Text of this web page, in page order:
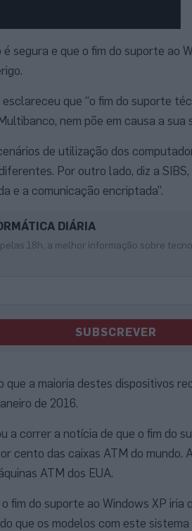
segura e que o fim do suporte ao
esclareceu que “o fim do suporte
nem põe em causa a sua
de utilização dos
Por outro lado, diz a
e a comunicação encriptada”.
DIÁRIA
18h, a melhor informação sobre
SUBSCREVER
a maioria destes dispositivos
de 2016.
a correr a notícia de que o fim do
cento das caixas ATM do mundo.
ATM dos EUA.
fim do suporte ao Windows XP iria
que os modelos com este